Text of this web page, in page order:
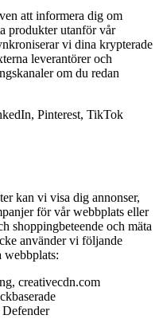
att informera dig om
produkter utanför vår
vi dina krypterade
leverantörer och
om du redan
Pinterest, TikTok
kan vi visa dig annonser,
för vår webbplats eller
shoppingbeteende och mäta
använder vi följande
webbplats:
creativecdn.com